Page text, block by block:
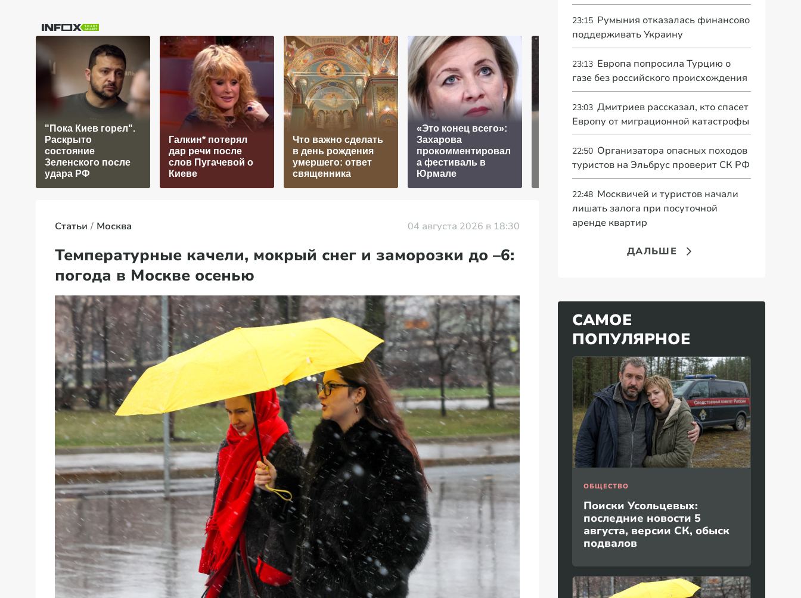
"Пока Киев горел".
Раскрыто
состояние
Зеленского после
удара РФ
Галкин* потерял
дар речи после
слов Пугачевой о
Киеве
Что важно сделать
в день рождения
умершего: ответ
священника
«Это конец всего»:
Захарова
прокомментировал
а фестиваль в
Юрмале
Пенсионерам 1951
рождения
рассказали о новой
США сделали
тревожное
Статьи Москва 04 августа 2026 в 18:30
Температурные качели, мокрый снег и заморозки до –6:
погода в Москве осенью
23:15 Румыния отказалась финансово
поддерживать Украину
23:13 Европа попросила Турцию о
газе без российского происхождения
23:03 Дмитриев рассказал, кто спасет
Европу от миграционной катастрофы
22:50 Организатора опасных походов
туристов на Эльбрус проверит СК РФ
22:48 Москвичей и туристов начали
лишать залога при посуточной
аренде квартир
ДАЛЬШЕ
САМОЕ
ПОПУЛЯРНОЕ
ОБЩЕСТВО
Поиски Усольцевых:
последние новости 5
августа, версии СК, обыск
подвалов